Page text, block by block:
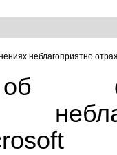
неблагоприятно